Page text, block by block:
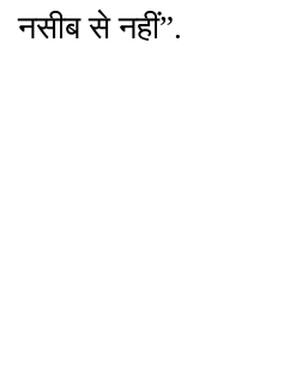
नसीब से नहीं”.